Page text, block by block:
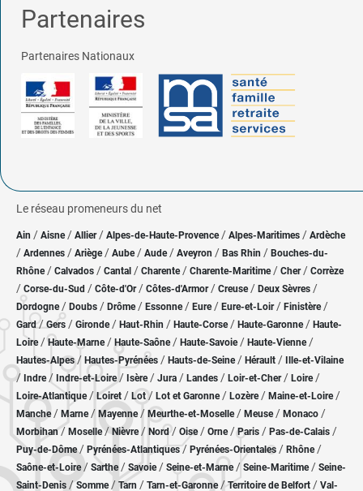
Partenaires
Partenaires Nationaux
Le réseau promeneurs du net
Ain / Aisne/ Allier/ Alpes-de-Haute-Provence / Alpes-Maritimes / Ardèche
/ Ardennes / Ariège/ Aube/ Aude / Aveyron / Bas Rhin / Bouches-du-
Rhône/ Calvados / Cantal / Charente / Charente-Maritime/ Cher / Corrèze
/ Corse-du-Sud / Côte-d'Or / Côtes-d'Armor/ Creuse/ Deux Sèvres /
Dordogne/ Doubs / Drôme/ Essonne / Eure/ Eure-et-Loir / Finistère/
Gard/ Gers / Gironde/ Haut-Rhin / Haute-Corse/ Haute-Garonne/ Haute-
Loire/Haute-Marne/ Haute-Saône/ Haute-Savoie/ Haute-Vienne/
Hautes-Alpes/ Hautes-Pyrénées / Hauts-de-Seine/ Hérault / Ille-et-Vilaine
/ Indre/ Indre-et-Loire/ Isère/ Jura / Landes / Loir-et-Cher/ Loire/
Loire-Atlantique/ Loiret / Lot/ Lot et Garonne/ Lozère / Maine-et-Loire/
Manche/ Marne/ Mayenne/ Meurthe-et-Moselle/ Meuse/ Monaco /
Morbihan/ Moselle/ Nièvre / Nord/ Oise / Orne/Paris / Pas-de-Calais /
Puy-de-Dôme/ Pyrénées-Atlantiques / Pyrénées-Orientales / Rhône/
Saône-et-Loire/ Sarthe/ Savoie/ Seine-et-Marne/ Seine-Maritime/ Seine-
Saint-Denis /Somme/ Tarn / Tarn-et-Garonne/Territoire de Belfort / Val-